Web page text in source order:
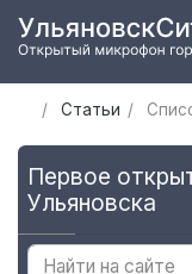
Статьи
Первое
Ульяновска